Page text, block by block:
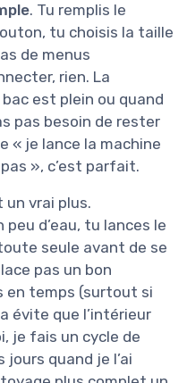
. Tu remplis le
tu choisis la taille
de menus
rien. La
est plein ou quand
pas besoin de rester
« je lance la machine
», c’est parfait.
un vrai plus.
d’eau, tu lances le
seule avant de se
pas un bon
en temps (surtout si
évite que l’intérieur
je fais un cycle de
quand je l’ai